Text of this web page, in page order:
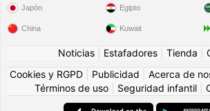
Japón
China
Egipto
Kuwait
Noticias Estafadores Tienda
Cookies y RGPD
Publicidad Acerca de
Términos de uso
Seguridad infantil